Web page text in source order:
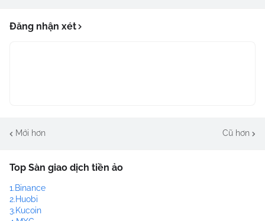
Đăng nhận xét
Mới hơn Cũ hơn
Top Sàn giao dịch tiền ảo
1.Binance
2.Huobi
3.Kucoin